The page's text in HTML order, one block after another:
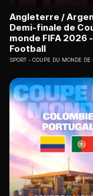
Angleterre /
Demi-finale de
monde FIFA 2026 -
Football
SPORT COUPE DU MONDE DE